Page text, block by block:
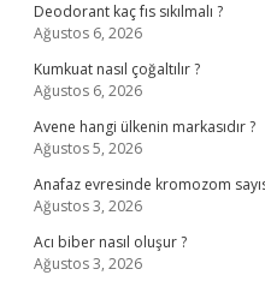
Deodorant kaç fıs sıkılmalı ?
Ağustos 6, 2026
Kumkuat nasıl çoğaltılır ?
Ağustos 6, 2026
Avene hangi ülkenin markasıdır ?
Ağustos 5, 2026
Anafaz evresinde kromozom
Ağustos 3, 2026
Acı biber nasıl oluşur ?
Ağustos 3, 2026